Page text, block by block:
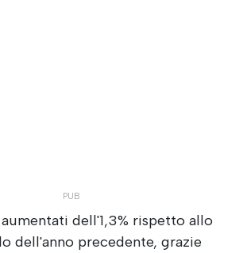
dell'1,3% rispetto allo
dell'anno precedente, grazie